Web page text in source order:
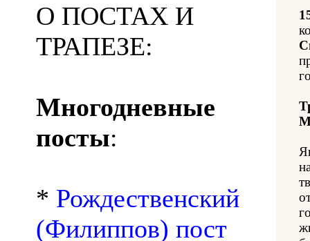
О ПОСТАХ И
ТРАПЕЗЕ:
Многодневные
посты:
* Рождественский
(Филиппов) пост